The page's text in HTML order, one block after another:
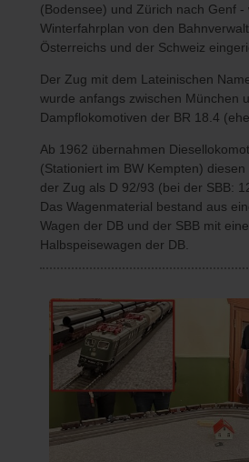
(Bodensee) und Zürich nach Genf -
Winterfahrplan von den
Österreichs und der Schweiz
Der Zug mit dem Lateinischen
wurde anfangs zwischen München
Dampflokomotiven der BR 18.4
Ab 1962 übernahmen
(Stationiert im BW Kempten)
der Zug als D 92/93 (bei der SBB:
Das Wagenmaterial bestand aus
Wagen der DB und der SBB mit
Halbspeisewagen der DB.